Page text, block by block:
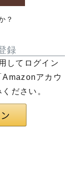
？
録
してログイン
Amazonアカウ
ださい。